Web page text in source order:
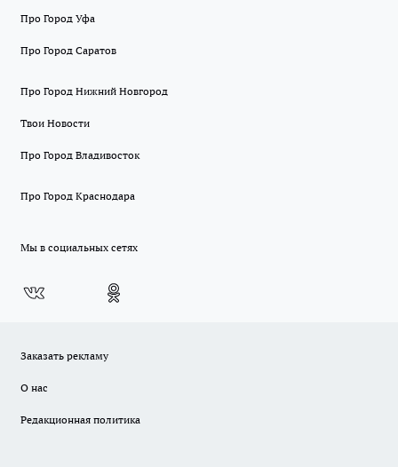
Про Город Уфа
Про Город Саратов
Про Город Нижний Новгород
Твои Новости
Про Город Владивосток
Про Город Краснодара
Мы в социальных сетях
Заказать рекламу
О нас
Редакционная политика